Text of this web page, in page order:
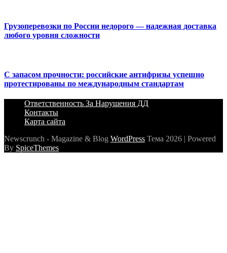
Грузоперевозки по России недорого — надежная доставка
любого уровня сложности
С запасом прочности: российские антифризы успешно
протестированы по международным стандартам
Ответственность За Нарушения ДД
Контакты
Карта сайта
Newscrunch - Magazine & Blog WordPress Тема 2026 | Powered
By SpiceThemes